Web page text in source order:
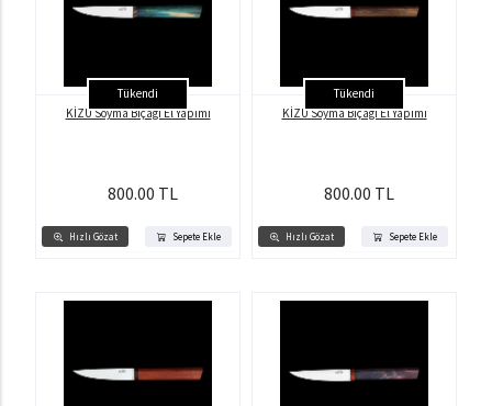
Tükendi
Hızlı Gözat Sepete Ekle
KİZU Soyma Bıçağı El Yapımı
800.00 TL
Tükendi
Hızlı Gözat Sepete Ekle
KİZU Soyma Bıçağı El Yapımı
800.00 TL